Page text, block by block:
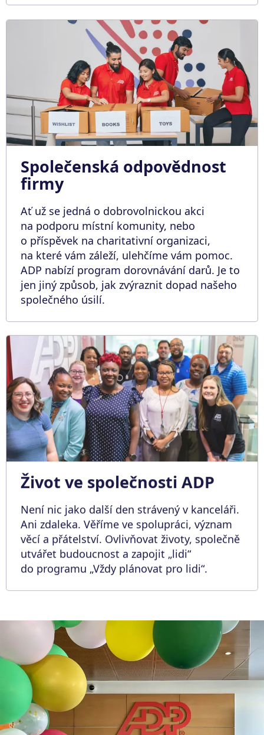
Společenská odpovědnost
firmy
Ať už se jedná o dobrovolnickou akci
na podporu místní komunity, nebo
o příspěvek na charitativní organizaci,
na které vám záleží, ulehčíme vám pomoc.
ADP nabízí program dorovnávání darů. Je to
jen jiný způsob, jak zvýraznit dopad našeho
společného úsilí.
Život ve společnosti ADP
Není nic jako další den strávený v kanceláři.
Ani zdaleka. Věříme ve spolupráci, význam
věcí a přátelství. Ovlivňovat životy, společně
utvářet budoucnost a zapojit „lidi“
do programu „Vždy plánovat pro lidi“.